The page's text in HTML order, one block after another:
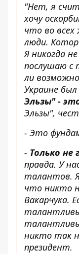
"Нет, я
хочу
что во
люди.
Я никогда
послушаю с
ли
Украине
Эльзы" -
Эльзы",
- Это
- Только не
правда. У
талантов.
что никто
Вакарчука.
никто так
президент.